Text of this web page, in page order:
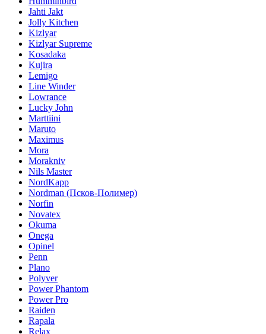
Jahti Jakt
Jolly Kitchen
Kizlyar
Kizlyar Supreme
Kosadaka
Kujira
Lemigo
Line Winder
Lowrance
Lucky John
Marttiini
Maruto
Maximus
Mora
Morakniv
Nils Master
NordKapp
Nordman (Псков-Полимер)
Norfin
Novatex
Okuma
Onega
Opinel
Penn
Plano
Polyver
Power Phantom
Power Pro
Raiden
Rapala
Relax